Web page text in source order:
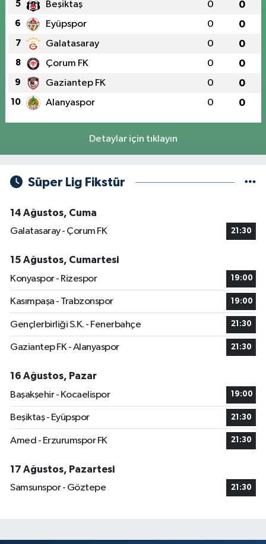
5 Beşiktaş 0 0
6 Eyüpspor 0 0
7 Galatasaray 0 0
8 Çorum FK 0 0
9 Gaziantep FK 0 0
10 Alanyaspor 0 0
Detaylar için tıklayın
Süper Lig Fikstür
14 Ağustos, Cuma
Galatasaray - Çorum FK
21:30
15 Ağustos, Cumartesi
Konyaspor - Rizespor
19:00
Kasımpaşa - Trabzonspor 19:00
Gençlerbirliği S.K. - Fenerbahçe 21:30
Gaziantep FK - Alanyaspor 21:30
16 Ağustos, Pazar
Başakşehir - Kocaelispor
19:00
Beşiktaş - Eyüpspor 21:30
Amed - Erzurumspor FK 21:30
17 Ağustos, Pazartesi
Samsunspor - Göztepe
21:30